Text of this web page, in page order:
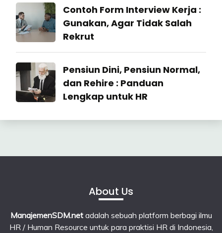
July
2026
Industrial
Relation
Contoh Form Interview Kerja :
Gunakan, Agar Tidak Salah
Rekrut
June
2026
Industrial
Relation
Pensiun Dini, Pensiun Normal,
dan Rehire : Panduan
Lengkap untuk HR
23
About Us
ManajemenSDM.netadalah sebuah platform berbagi ilmu
HR / Human Resource untuk para praktisi HR di Indonesia,